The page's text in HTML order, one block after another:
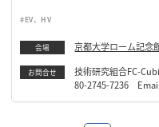
#EV、HV
会場 京都大学ローム記念
お問合せ
技術研究組合FC-
80-2745-7236